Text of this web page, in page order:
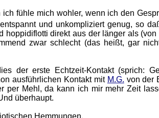
fühle mich wohler, wenn ich den
und unkompliziert genug, so
hoppidiflotti direkt aus der länger als (von
zwar schlecht (das heißt, gar
der erste Echtzeit-Kontakt (sprich:
ausführlichen Kontakt mit M.G. von der
per Mehl, da kann ich mir mehr Zeit
überhaupt.